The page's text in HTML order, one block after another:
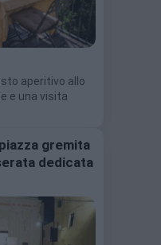
aperitivo allo
e una visita
gremita
dedicata